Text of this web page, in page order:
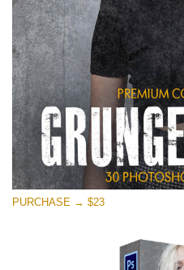
PURCHASE → $23